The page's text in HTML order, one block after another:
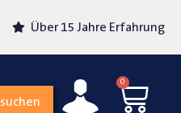
Über 15 Jahre Erfahrung
suchen
0